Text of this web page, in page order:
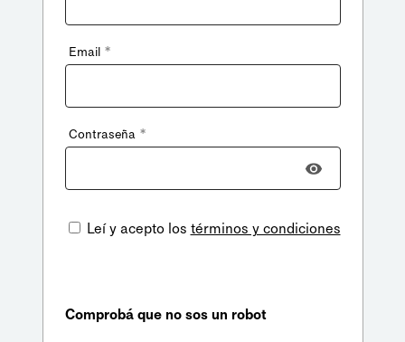
Email *
Contraseña *
Leí y acepto los términos y condiciones
Comprobá que no sos un robot